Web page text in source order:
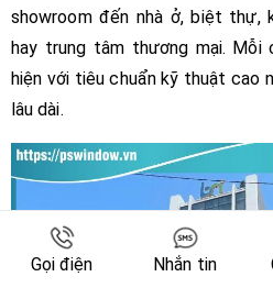
showroom đến nhà ở, biệt thự,
hay trung tâm thương mại.
hiện với tiêu chuẩn kỹ thuật cao
lâu dài.
Gọi điện Nhắn tin